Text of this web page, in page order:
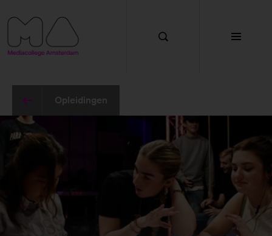
Opleidingen
Functionele cookies
Met deze cookies zorgen we ervoor dat de website
Cookies van andere aanbieders
Met deze cookies kunnen wij onder andere YouTube
en Google Maps weergeven op de website.
Met deze cookies kunnen we gegevens over jou
verzamelen zodat we onze marketing activiteiten
kunnen meten en we je werving en voorlichting
kunnen bieden.